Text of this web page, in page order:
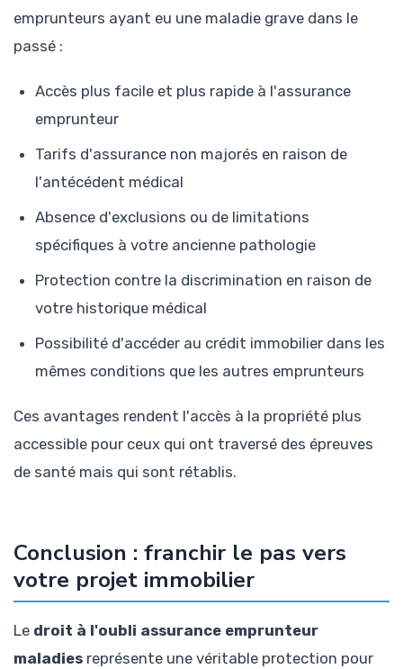
emprunteurs ayant eu une maladie grave dans le
passé :
Accès plus facile et plus rapide à l'assurance
emprunteur
Tarifs d'assurance non majorés en raison de
l'antécédent médical
Absence d'exclusions ou de limitations
spécifiques à votre ancienne pathologie
Protection contre la discrimination en raison de
votre historique médical
Possibilité d'accéder au crédit immobilier dans les
mêmes conditions que les autres emprunteurs
Ces avantages rendent l'accès à la propriété plus
accessible pour ceux qui ont traversé des épreuves
de santé mais qui sont rétablis.
Conclusion : franchir le pas vers
votre projet immobilier
Le droit à l'oubli assurance emprunteur
maladies représente une véritable protection pour